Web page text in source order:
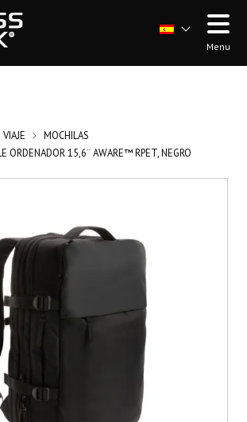
Menu
MOCHILAS
ORDENADOR 15,6¨ AWARE™ RPET, NEGRO